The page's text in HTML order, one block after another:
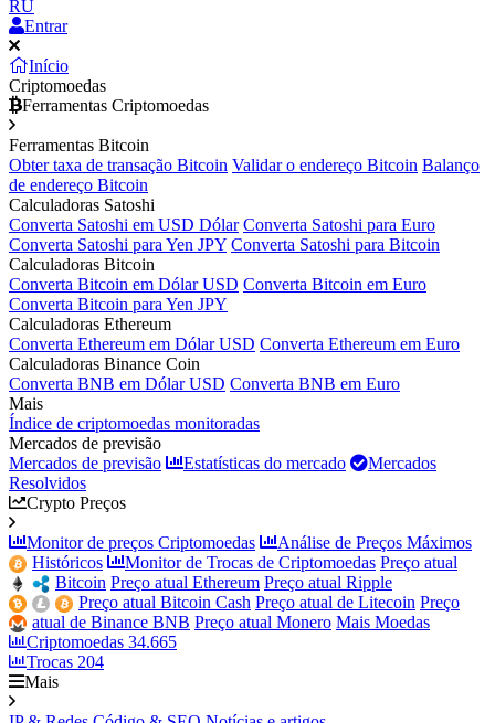
RU
Entrar
Início
Criptomoedas
Ferramentas Criptomoedas
Ferramentas Bitcoin
Obter taxa de transação Bitcoin Validar o endereço Bitcoin Balanço
de endereço Bitcoin
Calculadoras Satoshi
Converta Satoshi em USD Dólar Converta Satoshi para Euro
Converta Satoshi para Yen JPY Converta Satoshi para Bitcoin
Calculadoras Bitcoin
Converta Bitcoin em Dólar USD Converta Bitcoin em Euro
Converta Bitcoin para Yen JPY
Calculadoras Ethereum
Converta Ethereum em Dólar USD Converta Ethereum em Euro
Calculadoras Binance Coin
Converta BNB em Dólar USD Converta BNB em Euro
Mais
Índice de criptomoedas monitoradas
Mercados de previsão
Mercados de previsão
Estatísticas do mercado
Mercados
Resolvidos
Crypto Preços
Monitor de preços Criptomoedas
Análise de Preços Máximos
Históricos
Monitor de Trocas de Criptomoedas Preço atual
Bitcoin Preço atual Ethereum Preço atual Ripple
Preço atual Bitcoin Cash Preço atual de Litecoin Preço
atual de Binance BNB Preço atual Monero Mais Moedas
Criptomoedas 34.665
Trocas 204
Mais